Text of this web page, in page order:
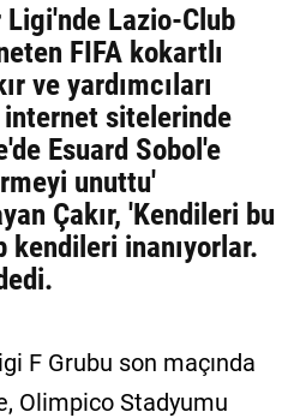
Ligi'nde Lazio-Club
FIFA kokartlı
ve yardımcıları
internet sitelerinde
Esuard Sobol'e
unuttu'
Çakır, 'Kendileri bu
kendileri inanıyorlar.
F Grubu son maçında
Olimpico Stadyumu